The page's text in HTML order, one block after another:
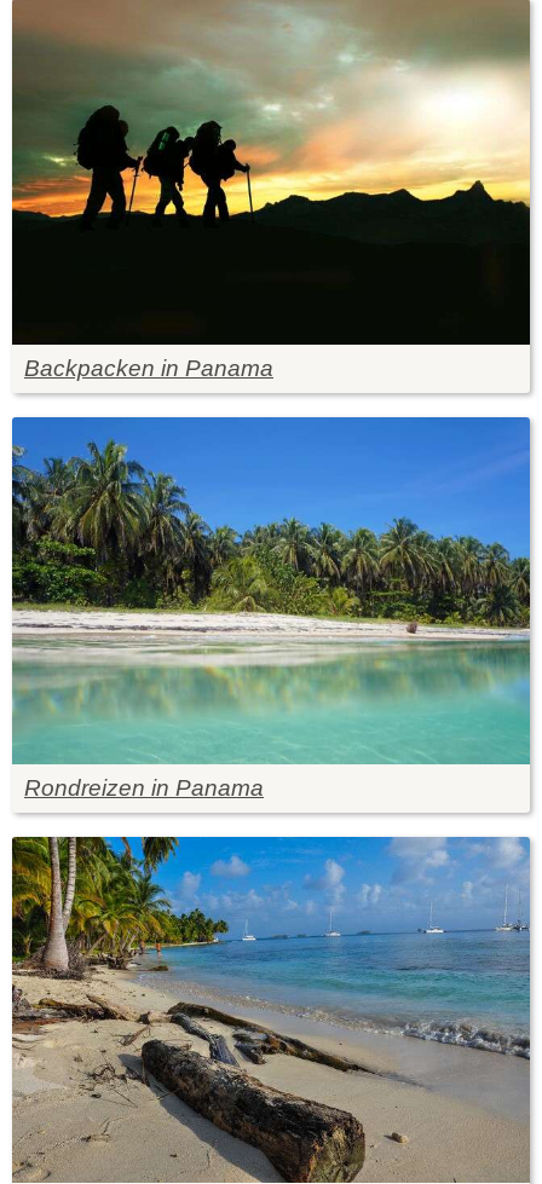
Backpacken in Panama
Rondreizen in Panama